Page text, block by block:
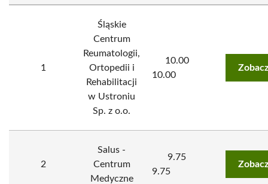
1
Śląskie
Centrum
Reumatologii,
Ortopedii i
Rehabilitacji
w Ustroniu
Sp. z o.o.
10.00
10.00
2
Salus -
Centrum
Medyczne
9.75
9.75